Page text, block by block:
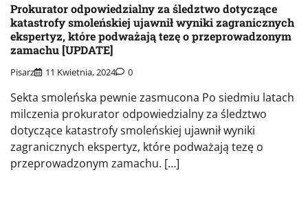
Prokurator odpowiedzialny za śledztwo dotyczące
katastrofy smoleńskiej ujawnił wyniki zagranicznych
ekspertyz, które podważają tezę o przeprowadzonym
zamachu [UPDATE]
Pisarz 11 Kwietnia, 2024 0
Sekta smoleńska pewnie zasmucona Po siedmiu latach
milczenia prokurator odpowiedzialny za śledztwo
dotyczące katastrofy smoleńskiej ujawnił wyniki
zagranicznych ekspertyz, które podważają tezę o
przeprowadzonym zamachu. […]